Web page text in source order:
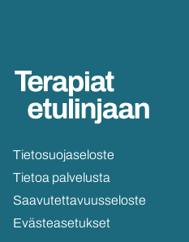
Tie­to­suo­ja­se­los­te
Tie­toa pal­ve­lus­ta
Saa­vu­tet­ta­vuus­se­los­te
Eväs­tea­se­tuk­set